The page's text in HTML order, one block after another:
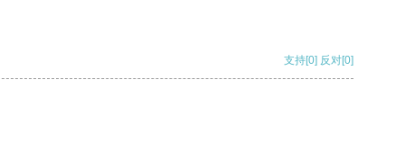
支持[0] 反对[0]